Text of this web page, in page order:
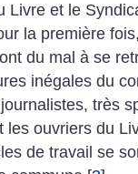
Livre et le
la première
du mal à se
inégales du
très
les ouvriers du
de travail se